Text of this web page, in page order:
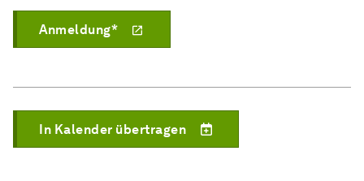
Anmeldung*
In Kalender übertragen